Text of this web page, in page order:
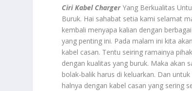
Ciri Kabel ChargerYang Berkualitas
Buruk. Hai sahabat setia kami selamat
kembali menyapa kalian dengan
yang penting ini. Pada malam ini kita
kabel casan. Tentu seiring ramainya
dengan kualitas yang buruk. Maka akan
bolak-balik harus di keluarkan. Dan
halnya dengan kabel casan yang sering